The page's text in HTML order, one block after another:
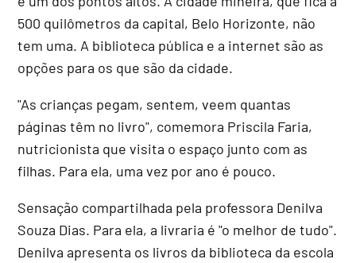
500 quilômetros da capital, Belo Horizonte, não
tem uma. A biblioteca pública e a internet são as
opções para os que são da cidade.
"As crianças pegam, sentem, veem quantas
páginas têm no livro", comemora Priscila Faria,
nutricionista que visita o espaço junto com as
filhas. Para ela, uma vez por ano é pouco.
Sensação compartilhada pela professora Denilva
Souza Dias. Para ela, a livraria é "o melhor de tudo".
Denilva apresenta os livros da biblioteca da escola